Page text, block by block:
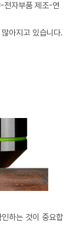
-전자부품 제조-연
아지고 있습니다.
하는 것이 중요합